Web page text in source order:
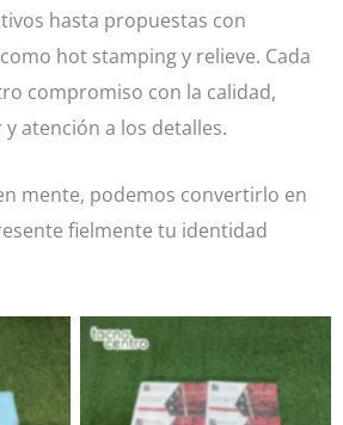
hasta propuestas con
hot stamping y relieve. Cada
compromiso con la calidad,
atención a los detalles.
mente, podemos convertirlo en
fielmente tu identidad